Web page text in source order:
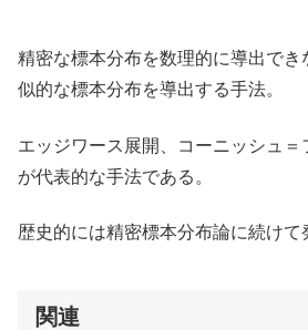
精密な標本分布を数理的に導出でき
似的な標本分布を導出する手法。
エッジワース展開、コーニッシュ
が代表的な手法である。
歴史的には精密標本分布論に続けて
関連